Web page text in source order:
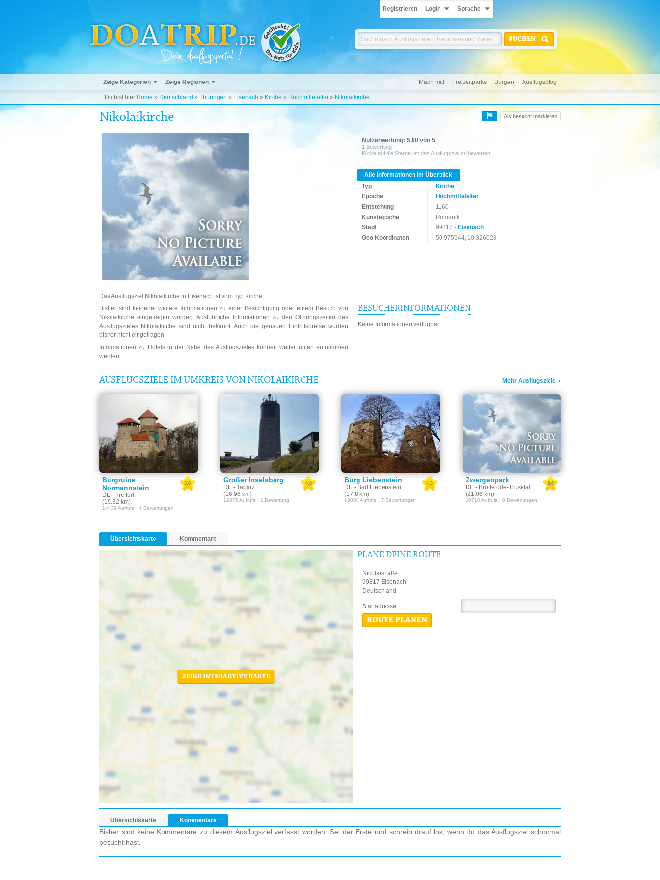
Registrieren Login Sprache
SUCHEN
Zeige Kategorien Zeige Regionen Mach mit! Freizeitparks Burgen Ausflugsblog
Du bist hier:Home » Deutschland » Thüringen » Eisenach » Kirche » Hochmittelalter » Nikolaikirche
Als besucht markieren
Nikolaikirche
Nutzerwertung: 5.00 von 5
1 Bewertung
Klicke auf die Sterne um das Ausflugsziel zu bewerten
Alle Informationen im Überblick
Typ
Kirche
Epoche
Hochmittelalter
Entstehung
1160
Kunstepoche
Romanik
Stadt
99817 - Eisenach
Geo Koordinaten
50.975944, 10.326028
Das Ausflugsziel Nikolaikirche in Eisenach ist vom Typ Kirche.
Bisher sind keinerlei weitere Informationen zu einer Besichtigung oder einem Besuch von
Nikolaikirche eingetragen worden. Ausführliche Informationen zu den Öffnungszeiten des
Ausflugszieles Nikolaikirche sind nicht bekannt. Auch die genauen Eintrittspreise wurden
bisher nicht eingetragen.
Informationen zu Hotels in der Nähe des Ausflugszieles können weiter unten entnommen
werden.
BESUCHERINFORMATIONEN
Keine Informationen verfügbar
AUSFLUGSZIELE IM UMKREIS VON NIKOLAIKIRCHE Mehr Ausflugsziele
Burgruine
Normannstein
DE - Treffurt
(19.32 km)
3.8
14439 Aufrufe | 4 Bewertungen
Großer Inselsberg
DE - Tabarz
(16.96 km)
4.0
12875 Aufrufe | 1 Bewertung
Burg Liebenstein
DE - Bad Liebenstein
(17.8 km)
4.3
19088 Aufrufe | 7 Bewertungen
Zwergenpark
DE - Brotterode-Trusetal
(21.06 km)
0.0
10710 Aufrufe | 0 Bewertungen
Übersichtskarte Kommentare
ZEIGE INTERAKTIVE KARTE
PLANE DEINE ROUTE
Nicolaistraße
99817 Eisenach
Deutschland
Startadresse:
ROUTE PLANEN
Übersichtskarte Kommentare
Bisher sind keine Kommentare zu diesem Ausflugsziel verfasst worden. Sei der Erste und schreib drauf los, wenn du das Ausflugsziel schonmal
besucht hast.